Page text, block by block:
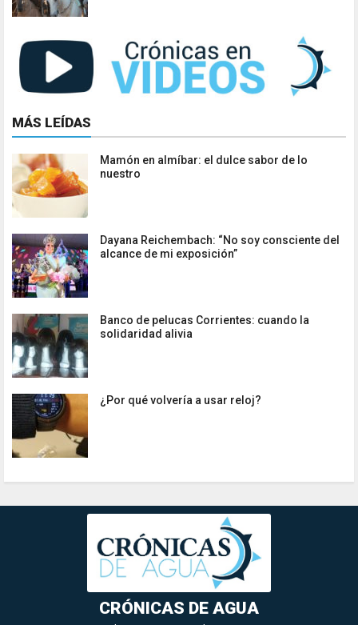
MÁS LEÍDAS
Mamón en almíbar: el dulce sabor de lo
nuestro
Dayana Reichembach: “No soy consciente del
alcance de mi exposición”
Banco de pelucas Corrientes: cuando la
solidaridad alivia
¿Por qué volvería a usar reloj?
CRÓNICAS DE AGUA